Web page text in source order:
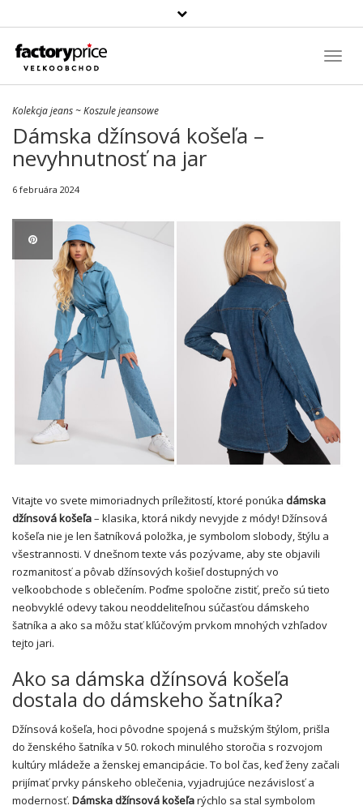
Szukaj
produktu
Kolekcja jeans~Koszule jeansowe
Dámska džínsová košeľa –
nevyhnutnosť na jar
6 februára 2024
Vitajte vo svete mimoriadnych príležitostí, ktoré ponúka dámska
džínsová košeľa– klasika, ktorá nikdy nevyjde z módy! Džínsová
košeľa nie je len šatníková položka, je symbolom slobody, štýlu a
všestrannosti. V dnešnom texte vás pozývame, aby ste objavili
rozmanitosť a pôvab džínsových košieľ dostupných vo
veľkoobchode s oblečením. Poďme spoločne zistiť, prečo sú tieto
neobvyklé odevy takou neoddeliteľnou súčasťou dámskeho
šatníka a ako sa môžu stať kľúčovým prvkom mnohých vzhľadov
tejto jari.
Ako sa dámska džínsová košeľa
dostala do dámskeho šatníka?
Džínsová košeľa, hoci pôvodne spojená s mužským štýlom, prišla
do ženského šatníka v 50. rokoch minulého storočia s rozvojom
kultúry mládeže a ženskej emancipácie. To bol čas, keď ženy začali
prijímať prvky pánskeho oblečenia, vyjadrujúce nezávislosť a
modernosť. Dámska džínsová košeľarýchlo sa stal symbolom